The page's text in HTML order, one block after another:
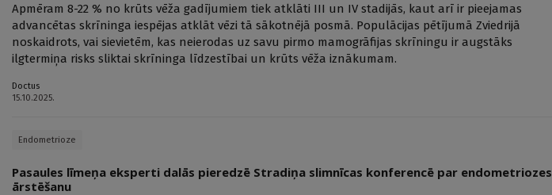
Apmēram 8-22 % no krūts vēža gadījumiem tiek atklāti III un IV stadijās, kaut arī ir pieejamas
advancētas skrīninga iespējas atklāt vēzi tā sākotnējā posmā. Populācijas pētījumā Zviedrijā
noskaidrots, vai sievietēm, kas neierodas uz savu pirmo mamogrāfijas skrīningu ir augstāks
ilgtermiņa risks sliktai skrīninga līdzestībai un krūts vēža iznākumam.
Doctus
15.10.2025.
Endometrioze
Pasaules līmeņa eksperti dalās pieredzē Stradiņa slimnīcas konferencē par endometriozes
ārstēšanu